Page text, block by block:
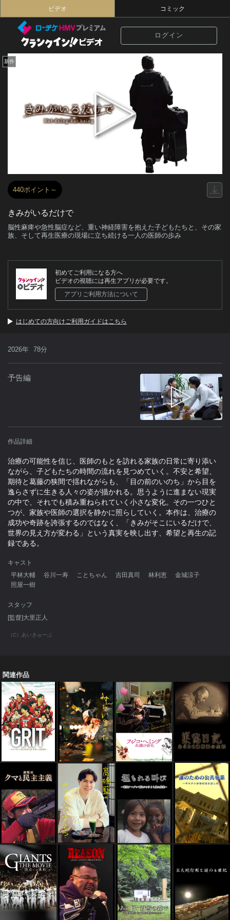
ビデオ コミック
ログイン
新作
440ポイント～
きみがいるだけで
脳性麻痺や急性脳症など、重い神経障害を抱えた子どもたちと、その家
族、そして再生医療の現場に立ち続ける一人の医師の歩み
初めてご利用になる方へ
ビデオの視聴には再生アプリが必要です。
アプリご利用方法について
はじめての方向けご利用ガイドはこちら
2026年 78分
予告編
作品詳細
治療の可能性を信じ、医師のもとを訪れる家族の日常に寄り添い
ながら、子どもたちの時間の流れを見つめていく。不安と希望、
期待と葛藤の狭間で揺れながらも、「目の前のいのち」から目を
逸らさずに生きる人々の姿が描かれる。思うように進まない現実
の中で、それでも積み重ねられていく小さな変化。その一つひと
つが、家族や医師の選択を静かに照らしていく。本作は、治療の
成功や奇跡を誇張するのではなく、「きみがそこにいるだけで、
世界の見え方が変わる」という真実を映し出す、希望と再生の記
録である。
キャスト
平林大輔
谷川一寿 ことちゃん 吉田真司 林利恵
金城涼子
照屋一樹
スタッフ
[監督]大里正人
（C）あいきゅーぶ
関連作品